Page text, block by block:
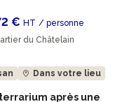
€HT / personne
du Châtelain
Dans votre lieu
après une